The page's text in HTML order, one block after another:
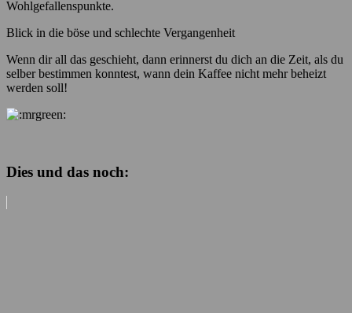
Wohlgefallenspunkte.
Blick in die böse und schlechte Vergangenheit
Wenn dir all das geschieht, dann erinnerst du dich an die Zeit, als du
selber bestimmen konntest, wann dein Kaffee nicht mehr beheizt
werden soll!
Dies und das noch: